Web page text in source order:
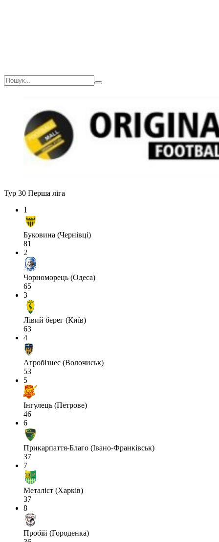
Тур 30 Перша ліга
1
Буковина (Чернівці)
81
2
Чорноморець (Одеса)
65
3
Лівий берег (Київ)
63
4
Агробізнес (Волочиськ)
53
5
Інгулець (Петрове)
46
6
Прикарпаття-Благо (Івано-Франківськ)
37
7
Металіст (Харків)
37
8
Пробій (Городенка)